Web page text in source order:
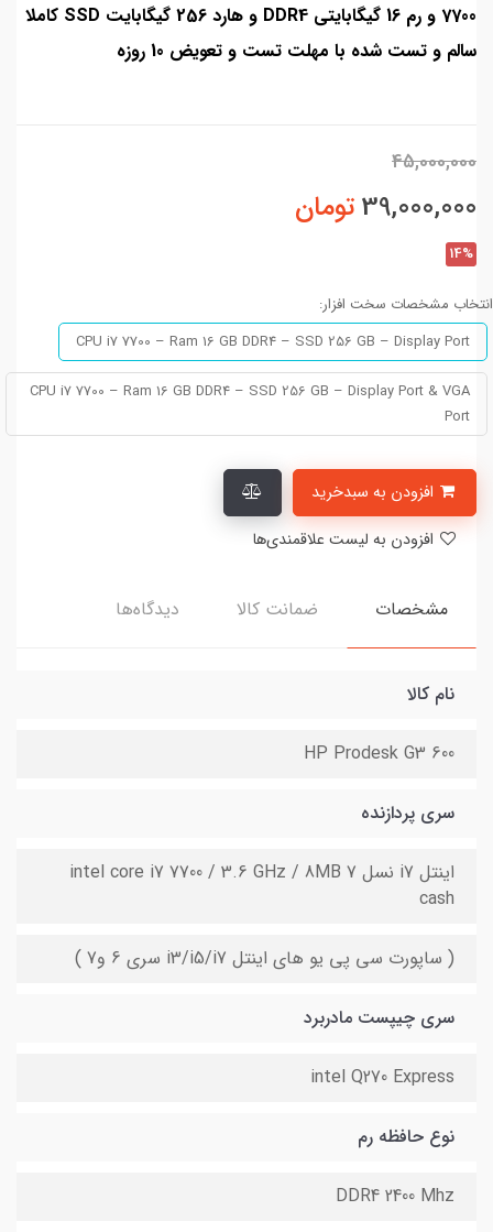
7700 و رم 16 گیگابایتی DDR4 و هارد 256 گیگابایت SSD کاملا
سالم و تست شده با مهلت تست و تعویض 10 روزه
45,000,000
39,000,000تومان
14%
انتخاب مشخصات سخت افزار:
CPU i7 7700 – Ram 16 GB DDR4 – SSD 256 GB – Display Port
CPU i7 7700 – Ram 16 GB DDR4 – SSD 256 GB – Display Port & VGA
Port
مشخصات ضمانت کالا دیدگاه‌ها
نام کالا
HP Prodesk G3 600
سری پردازنده
اینتل i7 نسل 7 intel core i7 7700 / 3.6 GHz / 8MB
cash
( ساپورت سی پی یو های اینتل i3/i5/i7 سری 6 و7 )
سری چیپست مادربرد
intel Q270 Express
نوع حافظه رم
DDR4 2400 Mhz